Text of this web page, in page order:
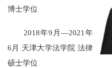
博士学位
2018年9月—2021年
6月 天津大学法学院 法律
硕士学位